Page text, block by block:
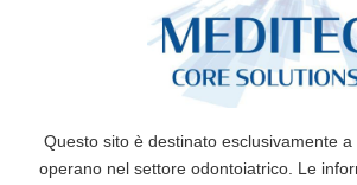
Questo sito è destinato esclusivamente
operano nel settore odontoiatrico. Le
3,60 €
ATR